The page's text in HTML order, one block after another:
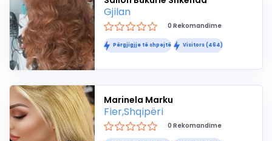
Gjilan
0 Rekomandime
Përgjigjje të shpejtë Visitors (464)
Marinela Marku
Fier,Shqipëri
0 Rekomandime